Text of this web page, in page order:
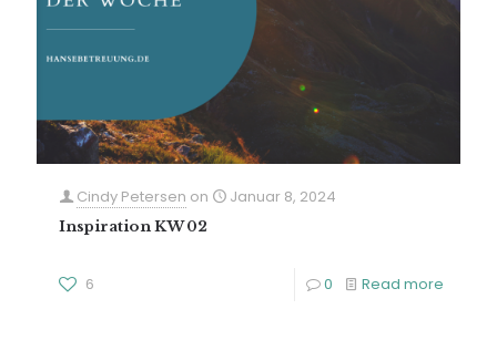
Cindy Petersen on Januar 8, 2024
Inspiration KW 02
6 0 Read more